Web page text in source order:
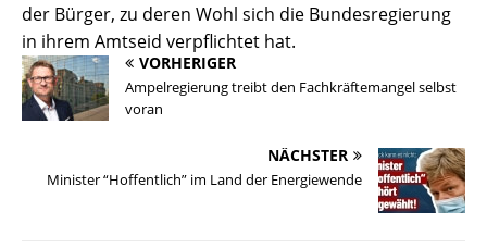
der Bürger, zu deren Wohl sich die Bundesregierung
in ihrem Amtseid verpflichtet hat.
VORHERIGER
Ampelregierung treibt den Fachkräftemangel selbst
voran
NÄCHSTER
Minister “Hoffentlich” im Land der Energiewende